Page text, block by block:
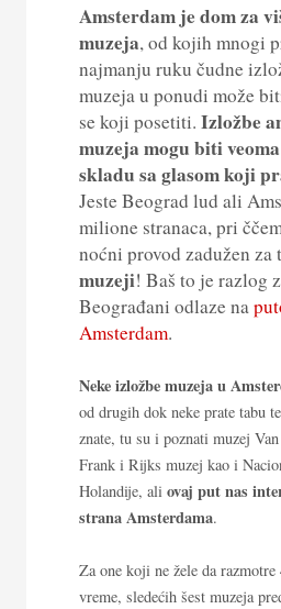
Amsterdam je dom za
muzeja, od kojih mnogi
najmanju ruku čudne
muzeja u ponudi može
se koji posetiti. Izložbe
muzeja mogu biti
skladu sa glasom koji
Jeste Beograd lud ali
milione stranaca, pri
noćni provod zadužen za
muzeji! Baš to je razlog
Beograđani odlaze na
Amsterdam.
Neke izložbe muzeja u
od drugih dok neke prate tabu
znate, tu su i poznati muzej
Frank i Rijks muzej kao i
Holandije, ali ovaj put nas
strana Amsterdama.
Za one koji ne žele da
vreme, sledećih šest muzeja